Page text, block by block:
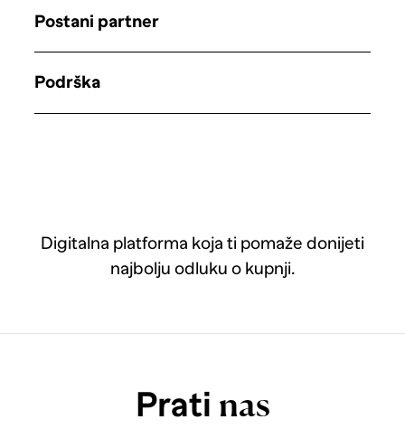
Digitalna platforma koja ti pomaže donijeti
najbolju odluku o kupnji.
Postani partner
Podrška
Prati nas